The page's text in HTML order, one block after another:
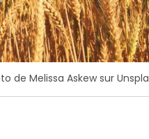
de Melissa Askew sur